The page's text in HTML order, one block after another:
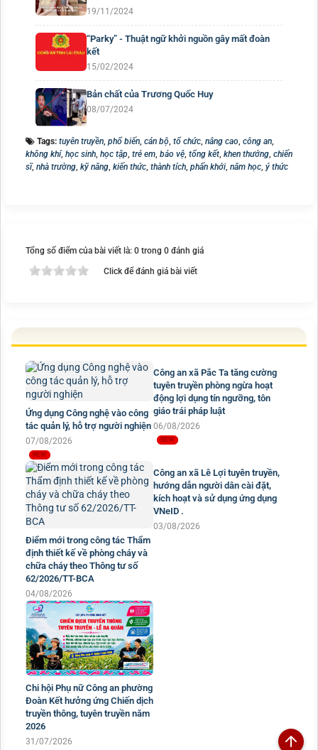
19/11/2024
“Parky” - Thuật ngữ khởi nguồn gây mất đoàn
kết
15/02/2024
Bản chất của Trương Quốc Huy
08/07/2024
Tags: tuyên truyền phổ biến cán bộ tổ chức nâng cao công an
không khí, học sinh học tập trẻ em bảo vệ tổng kết khen thưởng chiến
sĩ, nhà trường kỹ năng kiến thức thành tích phấn khởi năm học ý thức
Tổng số điểm của bài viết là: 0 trong 0 đánh giá
Click để đánh giá bài viết
Ứng dụng Công nghệ vào công
tác quản lý, hỗ trợ người nghiện
07/08/2026
Công an xã Pắc Ta tăng cường
tuyên truyền phòng ngừa hoạt
động lợi dụng tín ngưỡng, tôn
giáo trái pháp luật
06/08/2026
Điểm mới trong công tác Thẩm
định thiết kế về phòng cháy và
chữa cháy theo Thông tư số
62/2026/TT-BCA
04/08/2026
Công an xã Lê Lợi tuyên truyền,
hướng dẫn người dân cài đặt,
kích hoạt và sử dụng ứng dụng
VNeID .
03/08/2026
Chi hội Phụ nữ Công an phường
Đoàn Kết hưởng ứng Chiến dịch
truyền thông, tuyên truyền năm
2026
31/07/2026